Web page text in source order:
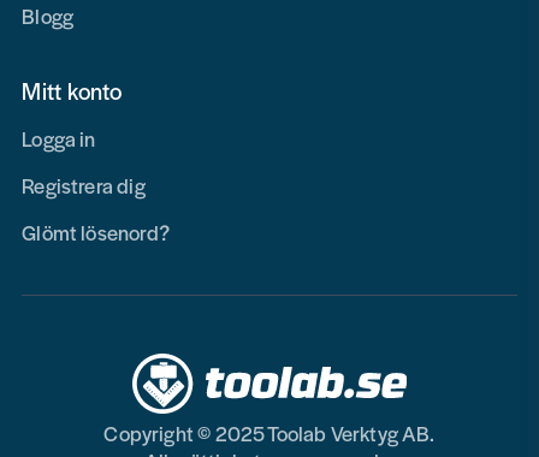
Blogg
Mitt konto
Logga in
Registrera dig
Glömt lösenord?
Copyright © 2025 Toolab Verktyg AB.